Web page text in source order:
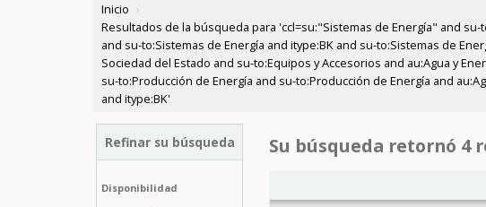
Inicio ›
Resultados de la búsqueda para 'ccl=su:"Sistemas de Energía" and su-
and su-to:Sistemas de Energía and itype:BK and su-to:Sistemas de
Sociedad del Estado and su-to:Equipos y Accesorios and au:Agua y
su-to:Producción de Energía and su-to:Producción de Energía and
and itype:BK'
Refinar su búsqueda
Disponibilidad
Su búsqueda retornó 4